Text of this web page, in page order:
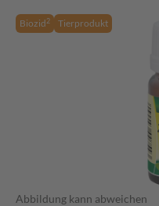
Biozid2 Tierprodukt
Abbildung kann abweichen